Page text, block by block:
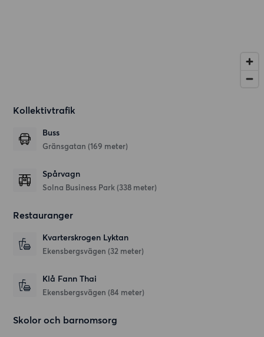
Kollektivtrafik
Buss
Gränsgatan (169 meter)
Spårvagn
Solna Business Park (338 meter)
Restauranger
Kvarterskrogen Lyktan
Ekensbergsvägen (32 meter)
Klå Fann Thai
Ekensbergsvägen (84 meter)
Skolor och barnomsorg